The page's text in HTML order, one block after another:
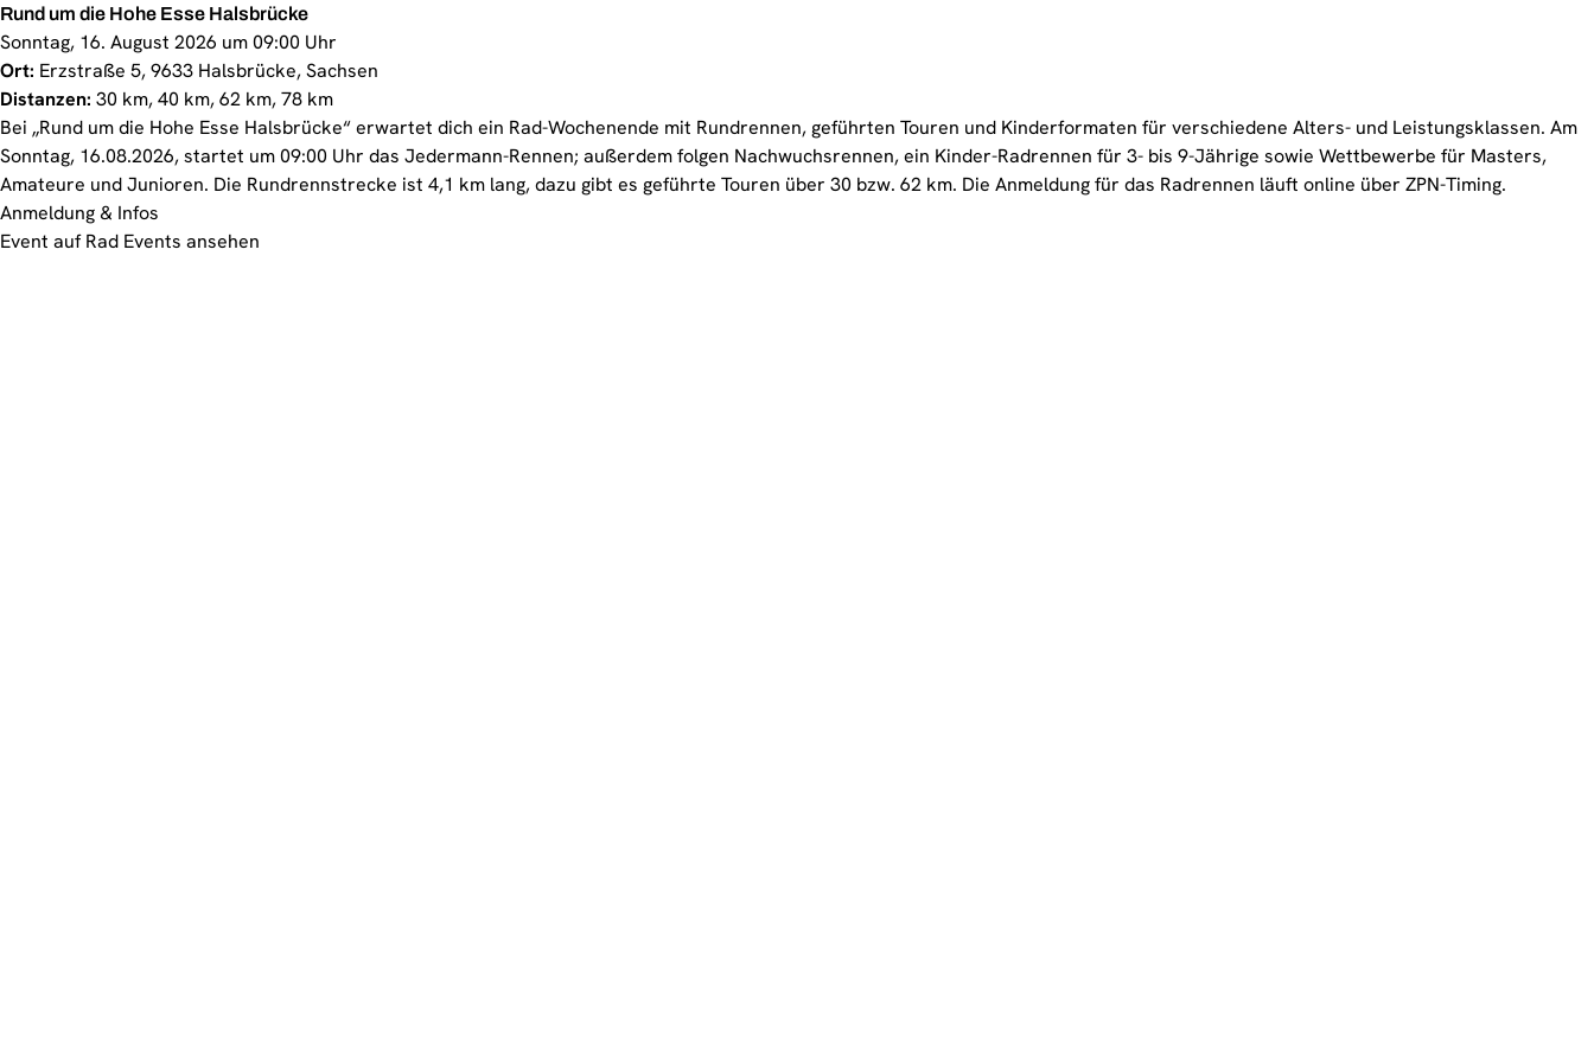
Rund um die Hohe Esse Halsbrücke
Sonntag, 16. August 2026 um 09:00 Uhr
Ort: Erzstraße 5, 9633 Halsbrücke, Sachsen
Distanzen: 30 km, 40 km, 62 km, 78 km
Bei „Rund um die Hohe Esse Halsbrücke“ erwartet dich ein Rad-Wochenende mit Rundrennen, geführten Touren und Kinderformaten für verschiedene Alters- und Leistungsklassen. Am
Sonntag, 16.08.2026, startet um 09:00 Uhr das Jedermann-Rennen; außerdem folgen Nachwuchsrennen, ein Kinder-Radrennen für 3- bis 9-Jährige sowie Wettbewerbe für Masters,
Amateure und Junioren. Die Rundrennstrecke ist 4,1 km lang, dazu gibt es geführte Touren über 30 bzw. 62 km. Die Anmeldung für das Radrennen läuft online über ZPN-Timing.
Anmeldung & Infos
Event auf Rad Events ansehen